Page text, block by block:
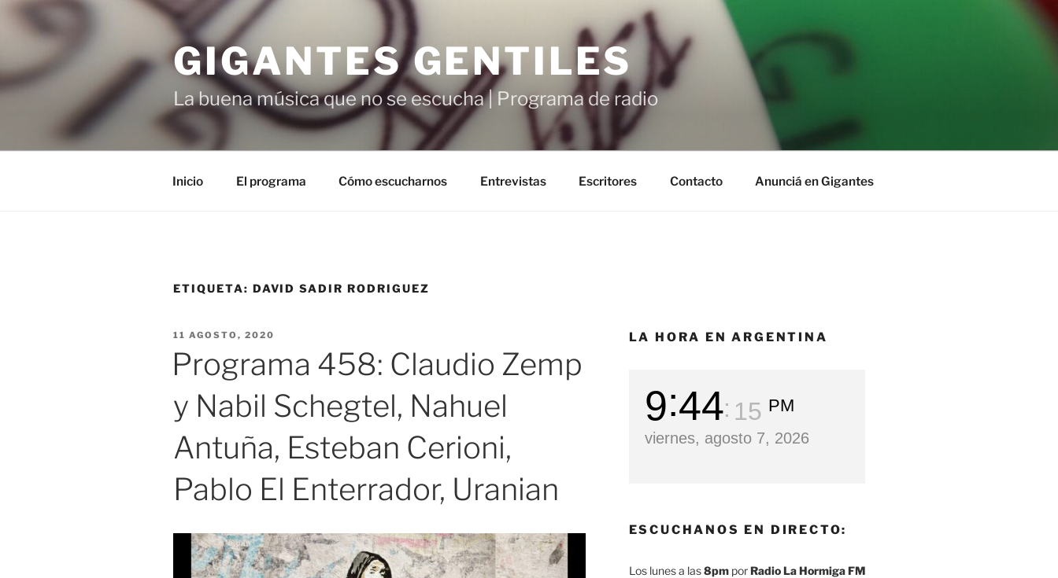
Saltar
GIGANTES GENTILES
La buena música que no se escucha | Programa de radio
Inicio El programa Cómo escucharnos Entrevistas Escritores Contacto Anunciá en Gigantes
ETIQUETA: DAVID SADIR RODRIGUEZ
PUBLICADO
11 AGOSTO, 2020
Programa 458: Claudio Zemp
y Nabil Schegtel, Nahuel
Antuña, Esteban Cerioni,
Pablo El Enterrador, Uranian
LA HORA EN ARGENTINA
9 44 16 PM
viernes, agosto 7, 2026
ESCUCHANOS EN DIRECTO:
Los lunes a las8pmporRadio La Hormiga FM